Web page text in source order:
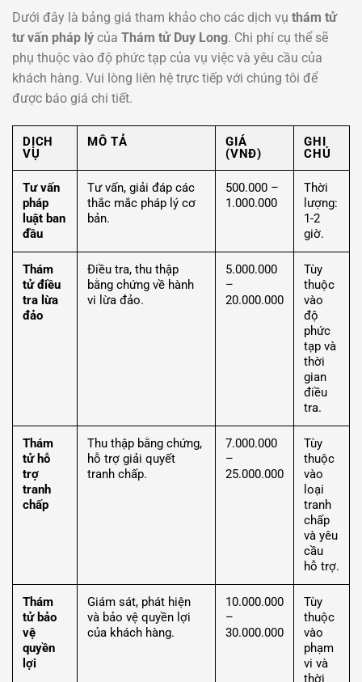
Dưới đây là bảng giá tham khảo cho các dịch vụ thám tử
tư vấn pháp lý của Thám tử Duy Long. Chi phí cụ thể sẽ
phụ thuộc vào độ phức tạp của vụ việc và yêu cầu của
khách hàng. Vui lòng liên hệ trực tiếp với chúng tôi để
được báo giá chi tiết.
DỊCH
VỤ
MÔ TẢ
GIÁ
(VNĐ)
GHI
CHÚ
Tư vấn
pháp
luật ban
đầu
Tư vấn, giải đáp các
thắc mắc pháp lý cơ
bản.
500.000 –
1.000.000
Thời
lượng:
1-2
giờ.
Thám
tử điều
tra lừa
đảo
Điều tra, thu thập
bằng chứng về hành
vi lừa đảo.
5.000.000
–
20.000.000
Tùy
thuộc
vào
độ
phức
tạp và
thời
gian
điều
tra.
Thám
tử hỗ
trợ
tranh
chấp
Thu thập bằng chứng,
hỗ trợ giải quyết
tranh chấp.
7.000.000
–
25.000.000
Tùy
thuộc
vào
loại
tranh
chấp
và yêu
cầu
hỗ trợ.
Thám
tử bảo
vệ
quyền
lợi
Giám sát, phát hiện
và bảo vệ quyền lợi
của khách hàng.
10.000.000
–
30.000.000
Tùy
thuộc
vào
phạm
vi và
thời